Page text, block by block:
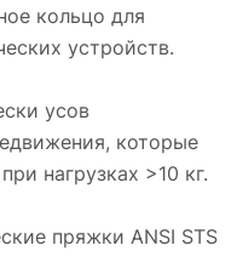
кольцо для
устройств.
усов
которые
нагрузках >10 кг.
пряжки ANSI STS